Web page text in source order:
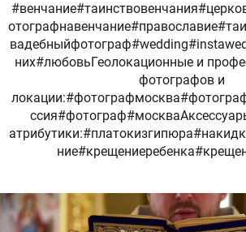
них#любовьГеолокационные и
фотографов и